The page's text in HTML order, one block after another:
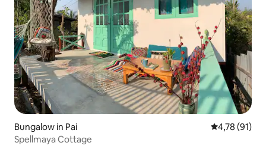
Bungalow in Pai
4,78 (91)
Spellmaya Cottage